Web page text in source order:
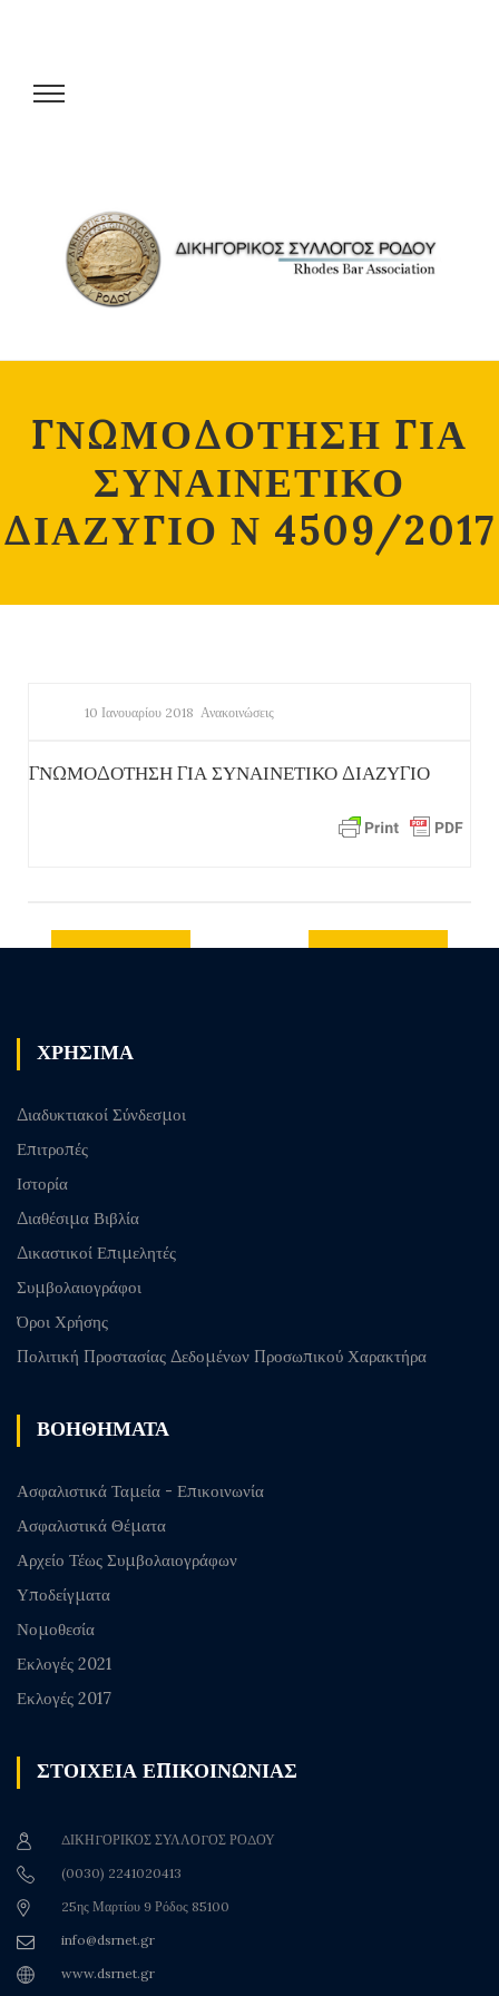
ΓΝΩΜΟΔΟΤΗΣΗ ΓΙΑ
ΣΥΝΑΙΝΕΤΙΚΟ
ΔΙΑΖΥΓΙΟ Ν 4509/2017
10 Ιανουαρίου 2018 Ανακοινώσεις
ΓΝΩΜΟΔΟΤΗΣΗ ΓΙΑ ΣΥΝΑΙΝΕΤΙΚΟ ΔΙΑΖΥΓΙΟ
ΧΡΗΣΙΜΑ
Διαδυκτιακοί Σύνδεσμοι
Επιτροπές
Ιστορία
Διαθέσιμα Βιβλία
Δικαστικοί Επιμελητές
Συμβολαιογράφοι
Όροι Χρήσης
Πολιτική Προστασίας Δεδομένων Προσωπικού Χαρακτήρα
ΒΟΗΘΗΜΑΤΑ
Ασφαλιστικά Ταμεία - Επικοινωνία
Ασφαλιστικά Θέματα
Αρχείο Τέως Συμβολαιογράφων
Υποδείγματα
Νομοθεσία
Εκλογές 2021
Εκλογές 2017
ΣΤΟΙΧΕΙΑ ΕΠΙΚΟΙΝΩΝΙΑΣ
ΔΙΚΗΓΟΡΙΚΟΣ ΣΥΛΛΟΓΟΣ ΡΟΔΟΥ
(0030) 2241020413
25ης Μαρτίου 9 Ρόδος 85100
info@dsrnet.gr
www.dsrnet.gr